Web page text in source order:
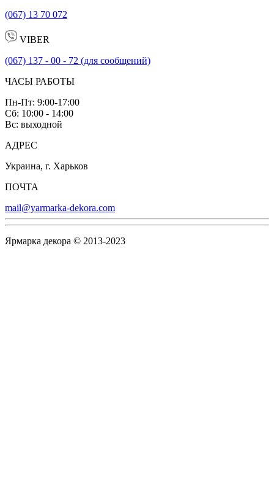
(067) 13 70 072
VIBER
(067) 137 - 00 - 72 (для сообщений)
ЧАСЫ РАБОТЫ
Пн-Пт: 9:00-17:00
Сб: 10:00 - 14:00
Вс: выходной
АДРЕС
Украина, г. Харьков
ПОЧТА
mail@yarmarka-dekora.com
Ярмарка декора © 2013-2023